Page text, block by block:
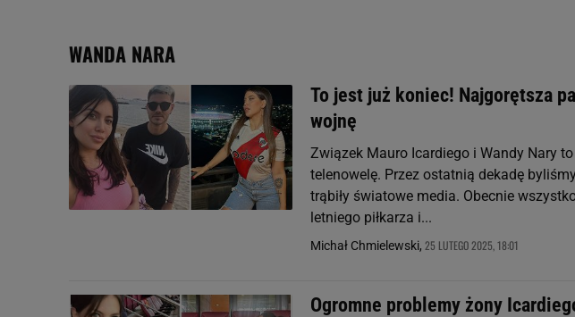
WANDA NARA
To jest już koniec! Najgorętsza
wojnę
Związek Mauro Icardiego i Wandy Nary
telenowelę. Przez ostatnią dekadę
trąbiły światowe media. Obecnie
letniego piłkarza i...
Michał Chmielewski, 25 LUTEGO 2025, 18:01
Ogromne problemy żony